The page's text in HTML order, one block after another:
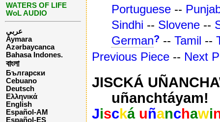
WATERS OF LIFE
WoL AUDIO
عربي
Aymara
Azərbaycanca
Bahasa Indones.
বাংলা
Български
Cebuano
Deutsch
Ελληνικά
English
Español-AM
Español-ES
Portuguese --
Sindhi -- Slovene --
German? -- Tamil --
Previous Piece -- Next
JISCKÁ
uñanchtáyam!
Jiscká uñanchawi